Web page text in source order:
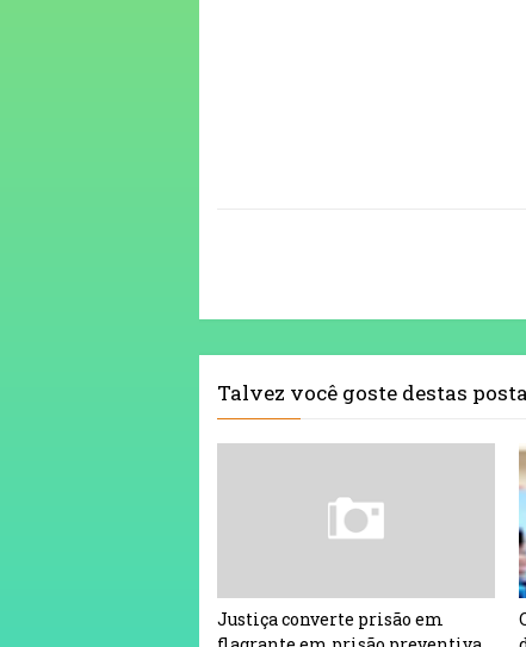
Talvez você goste destas
Justiça converte prisão em